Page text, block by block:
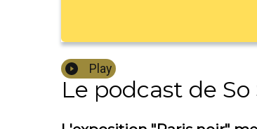
Play
Le podcast de